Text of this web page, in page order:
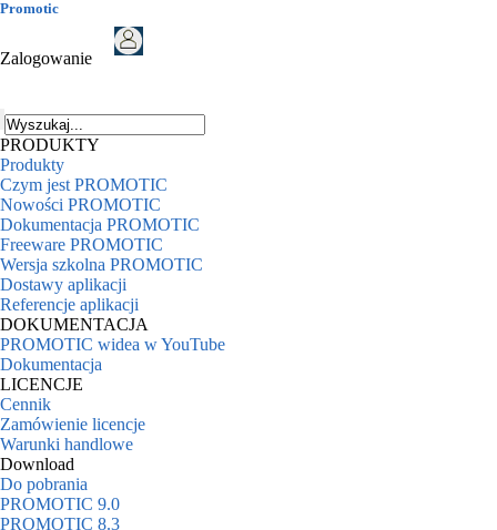
Promotic
Zalogowanie
PRODUKTY
Produkty
Czym jest PROMOTIC
Nowości PROMOTIC
Dokumentacja PROMOTIC
Freeware PROMOTIC
Wersja szkolna PROMOTIC
Dostawy aplikacji
Referencje aplikacji
DOKUMENTACJA
PROMOTIC widea w YouTube
Dokumentacja
LICENCJE
Cennik
Zamówienie licencje
Warunki handlowe
Download
Do pobrania
PROMOTIC 9.0
PROMOTIC 8.3